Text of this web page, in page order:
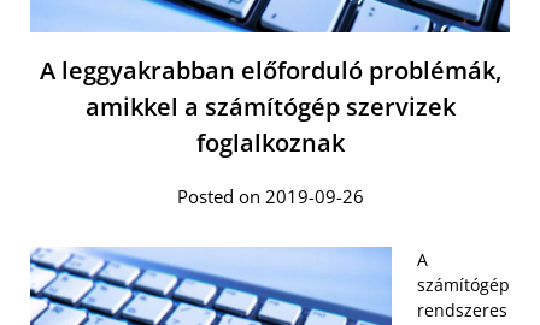
A leggyakrabban előforduló problémák,
amikkel a számítógép szervizek
foglalkoznak
Posted on 2019-09-26
A
számítógép
rendszeres